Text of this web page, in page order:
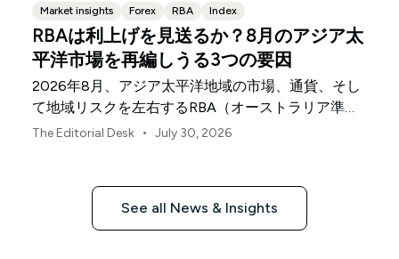
Market insights Forex RBA Index
RBAは利上げを見送るか？8月のアジア太
平洋市場を再編しうる3つの要因
2026年8月、アジア太平洋地域の市場、通貨、そし
て地域リスクを左右するRBA（オーストラリア準備
銀行）の決定、中国の不均一な景気回復、日本銀行
The Editorial Desk • July 30, 2026
See all News & Insights